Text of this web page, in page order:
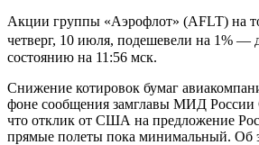
Акции группы «Аэрофлот» (AFLT) на
четверг, 10 июля, подешевели на 1% —
состоянию на 11:56 мск.
Снижение котировок бумаг
фоне сообщения замглавы МИД России
что отклик от США на предложение
прямые полеты пока минимальный.